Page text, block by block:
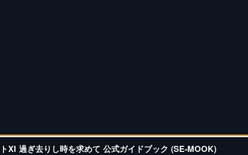
XI 過ぎ去りし時を求めて 公式ガイドブック (SE-MOOK)